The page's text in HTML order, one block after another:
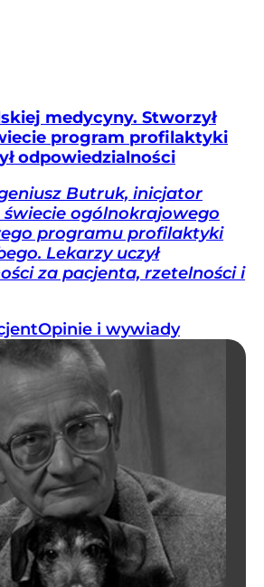
medycyny. Stworzył
program profilaktyki
odpowiedzialności
Butruk, inicjator
ogólnokrajowego
programu profilaktyki
Lekarzy uczył
za pacjenta, rzetelności i
Opinie i wywiady